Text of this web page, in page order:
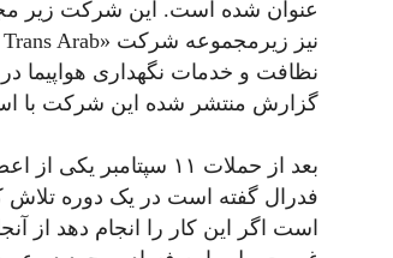
نظافت و خدمات نگهداری
گزارش منتشر شده این شرکت با
بعد از حملات ۱۱
فدرال گفته است در یک دوره تلاش